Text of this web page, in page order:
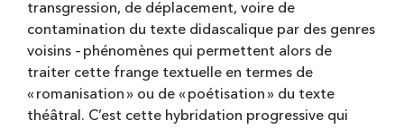
transgression, de déplacement, voire de
contamination du texte didascalique par des genres
voisins – phénomènes qui permettent alors de
traiter cette frange textuelle en termes de
« romanisation » ou de « poétisation » du texte
théâtral. C’est cette hybridation progressive qui